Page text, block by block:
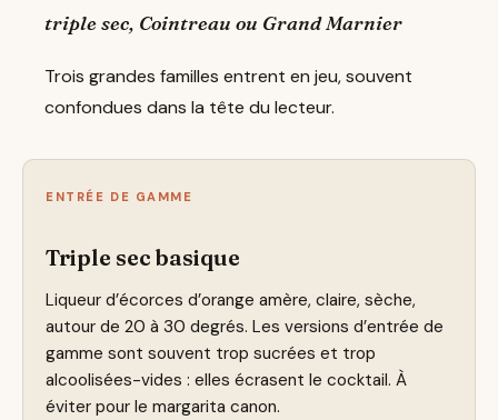
triple sec, Cointreau ou Grand Marnier
Trois grandes familles entrent en jeu, souvent
confondues dans la tête du lecteur.
ENTRÉE DE GAMME
Triple sec basique
Liqueur d’écorces d’orange amère, claire, sèche,
autour de 20 à 30 degrés. Les versions d’entrée de
gamme sont souvent trop sucrées et trop
alcoolisées-vides : elles écrasent le cocktail. À
éviter pour le margarita canon.